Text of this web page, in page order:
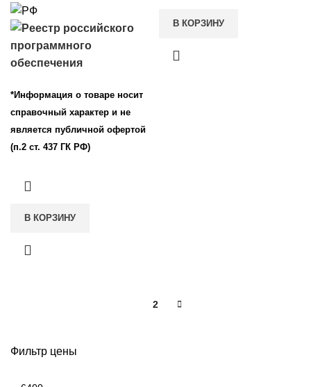
Фильтр цены
*Информация о товаре носит
справочный характер и не
является публичной офертой
(п.2 ст. 437 ГК РФ)
В КОРЗИНУ
В КОРЗИНУ
2